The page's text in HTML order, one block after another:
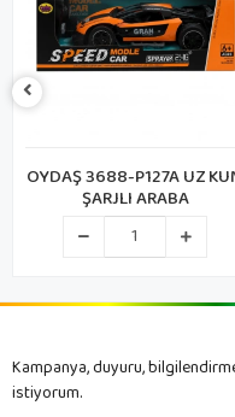
OYDAŞ 3688-P127A UZ
ŞARJLI ARABA
Kampanya, duyuru,
istiyorum.